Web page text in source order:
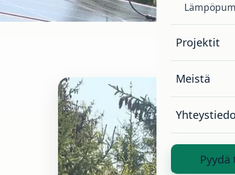
Projektit
Meistä